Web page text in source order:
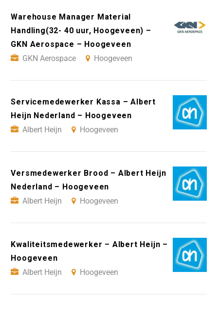
Warehouse Manager Material
Handling(32- 40 uur, Hoogeveen) –
GKN Aerospace – Hoogeveen
GKN Aerospace
Hoogeveen
Servicemedewerker Kassa – Albert
Heijn Nederland – Hoogeveen
Albert Heijn
Hoogeveen
Versmedewerker Brood – Albert Heijn
Nederland – Hoogeveen
Albert Heijn
Hoogeveen
Kwaliteitsmedewerker – Albert Heijn –
Hoogeveen
Albert Heijn
Hoogeveen